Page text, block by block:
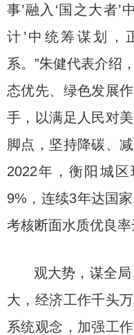
事’融入‘国之大者’
计’中统筹谋划，
系。”朱健代表介绍
态优先、绿色发展
手，以满足人民对
脚点，坚持降碳、
2022年，衡阳城
9%，连续3年达国
考核断面水质优良率
观大势，谋全
大，经济工作千头
系统观念，加强工